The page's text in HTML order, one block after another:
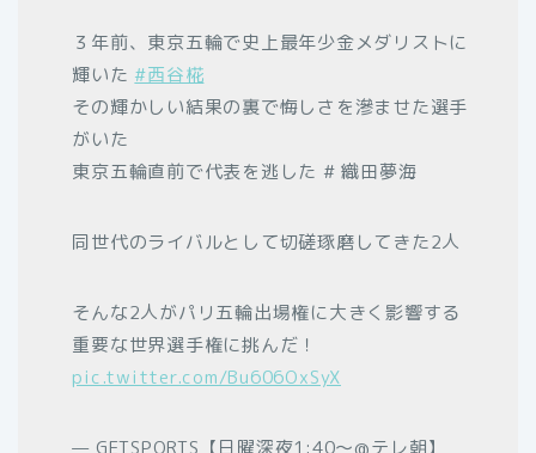
３年前、東京五輪で史上最年少金メダリストに
輝いた #西谷椛
その輝かしい結果の裏で悔しさを滲ませた選手
がいた
東京五輪直前で代表を逃した # 織田夢海
同世代のライバルとして切磋琢磨してきた2人
そんな2人がパリ五輪出場権に大きく影響する
重要な世界選手権に挑んだ！
pic.twitter.com/Bu606OxSyX
— GETSPORTS【日曜深夜1:40〜@テレ朝】